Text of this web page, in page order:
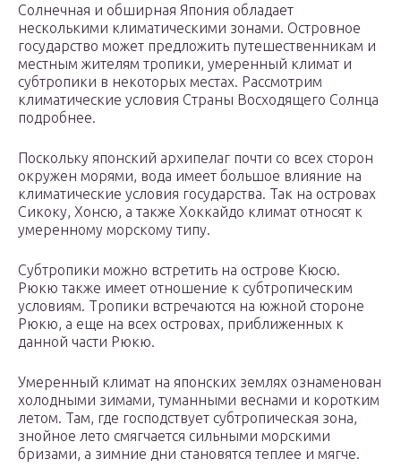
Солнечная и обширная Япония обладает
несколькими климатическими зонами. Островное
государство может предложить путешественникам и
местным жителям тропики, умеренный климат и
субтропики в некоторых местах. Рассмотрим
климатические условия Страны Восходящего Солнца
подробнее.
Поскольку японский архипелаг почти со всех сторон
окружен морями, вода имеет большое влияние на
климатические условия государства. Так на островах
Сикоку, Хонсю, а также Хоккайдо климат относят к
умеренному морскому типу.
Субтропики можно встретить на острове Кюсю.
Рюкю также имеет отношение к субтропическим
условиям. Тропики встречаются на южной стороне
Рюкю, а еще на всех островах, приближенных к
данной части Рюкю.
Умеренный климат на японских землях ознаменован
холодными зимами, туманными веснами и коротким
летом. Там, где господствует субтропическая зона,
знойное лето смягчается сильными морскими
бризами, а зимние дни становятся теплее и мягче.